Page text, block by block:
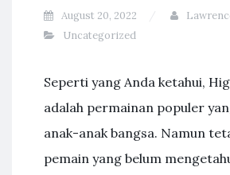
August 20, 2022
Uncategorized
Seperti yang Anda ketahui,
adalah permainan populer
anak-anak bangsa. Namun
pemain yang belum